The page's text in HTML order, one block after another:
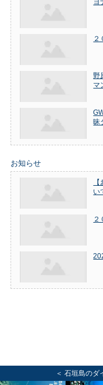
ヨ
２
野
マ
昧
お知らせ
い
２
＜ 石垣島のダ